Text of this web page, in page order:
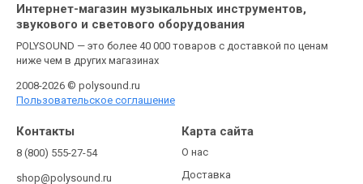
Интернет-магазин музыкальных инструментов,
звукового и светового оборудования
POLYSOUND — это более 40 000 товаров с доставкой по ценам
ниже чем в других магазинах
2008-2026 © polysound.ru
Пользовательское соглашение
Контакты
8 (800) 555-27-54
shop@polysound.ru
Карта сайта
О нас
Доставка